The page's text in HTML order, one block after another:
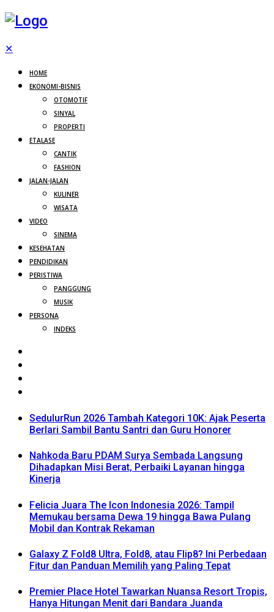
✕
HOME
EKONOMI-BISNIS
OTOMOTIF
SINYAL
PROPERTI
ETALASE
CANTIK
FASHION
JALAN-JALAN
KULINER
WISATA
VIDEO
SINEMA
KESEHATAN
PENDIDIKAN
PERISTIWA
PANGGUNG
MUSIK
PERSONA
INDEKS
SedulurRun 2026 Tambah Kategori 10K: Ajak Peserta
Berlari Sambil Bantu Santri dan Guru Honorer
Nahkoda Baru PDAM Surya Sembada Langsung
Dihadapkan Misi Berat, Perbaiki Layanan hingga
Kinerja
Felicia Juara The Icon Indonesia 2026: Tampil
Memukau bersama Dewa 19 hingga Bawa Pulang
Mobil dan Kontrak Rekaman
Galaxy Z Fold8 Ultra, Fold8, atau Flip8? Ini Perbedaan
Fitur dan Panduan Memilih yang Paling Tepat
Premier Place Hotel Tawarkan Nuansa Resort Tropis,
Hanya Hitungan Menit dari Bandara Juanda